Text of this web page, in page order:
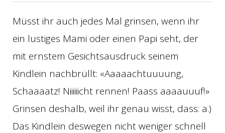
Müsst ihr auch jedes Mal grinsen, wenn ihr
ein lustiges Mami oder einen Papi seht, der
mit ernstem Gesichtsausdruck seinem
Kindlein nachbrüllt: «Aaaaachtuuuung,
Schaaaatz! Niiiiiicht rennen! Paass aaaauuuf!»
Grinsen deshalb, weil ihr genau wisst, dass: a.)
Das Kindlein deswegen nicht weniger schnell